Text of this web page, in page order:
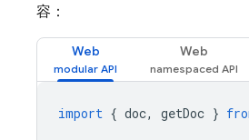
容：
Web Web
import { doc, getDoc }